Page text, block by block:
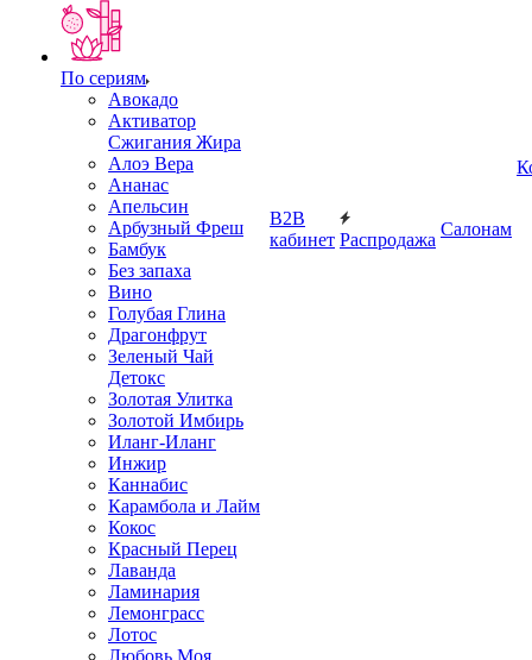
По сериям
Авокадо
Активатор
Сжигания Жира
Алоэ Вера
Ананас
Апельсин
Арбузный Фреш
Бамбук
Без запаха
Вино
Голубая Глина
Драгонфрут
Зеленый Чай
Детокс
Золотая Улитка
Золотой Имбирь
Иланг-Иланг
Инжир
Каннабис
Карамбола и Лайм
Кокос
Красный Перец
Лаванда
Ламинария
Лемонграсс
Лотос
Любовь Моя
B2B
кабинет Распродажа
Салонам